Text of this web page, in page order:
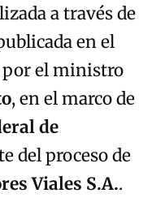
a través de
en el
el ministro
, en el marco de
de
del proceso de
Viales S.A..